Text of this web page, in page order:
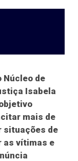
Núcleo de
Isabela
mais de
situações de
as vítimas e